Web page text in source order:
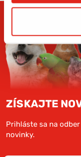
Nastaviteľný rozsah:
ZÍSKAJTE
Prihláste sa na
novinky.